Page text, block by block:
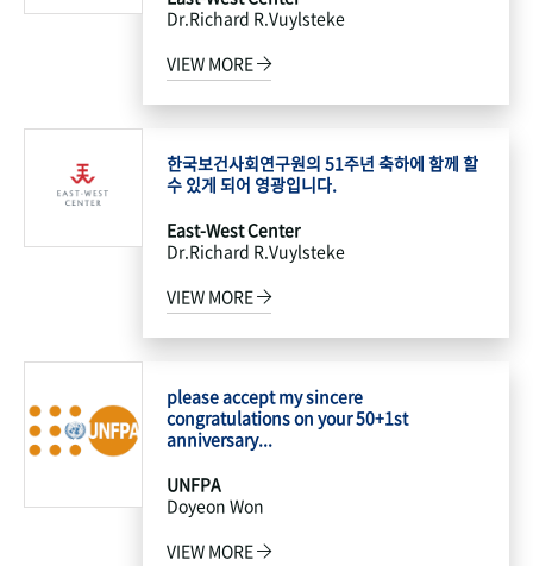
Dr.Richard R.Vuylsteke
VIEW MORE
한국보건사회연구원의 51주년 축하에 함께 할
수 있게 되어 영광입니다.
East-West Center
Dr.Richard R.Vuylsteke
VIEW MORE
please accept my sincere
congratulations on your 50+1st
anniversary...
UNFPA
Doyeon Won
VIEW MORE